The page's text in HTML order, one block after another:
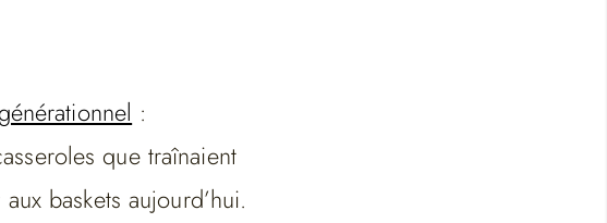
:
que traînaient
baskets aujourd’hui.